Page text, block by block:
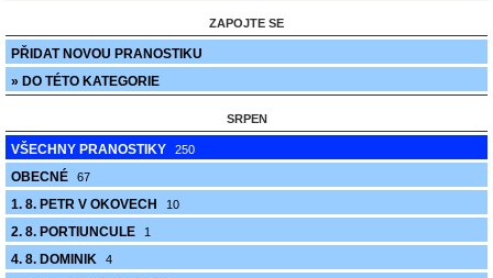
ZAPOJTE SE
PŘIDAT NOVOU PRANOSTIKU
» DO TÉTO KATEGORIE
SRPEN
VŠECHNY PRANOSTIKY 250
OBECNÉ 67
1. 8. PETR V OKOVECH 10
2. 8. PORTIUNCULE 1
4. 8. DOMINIK 4